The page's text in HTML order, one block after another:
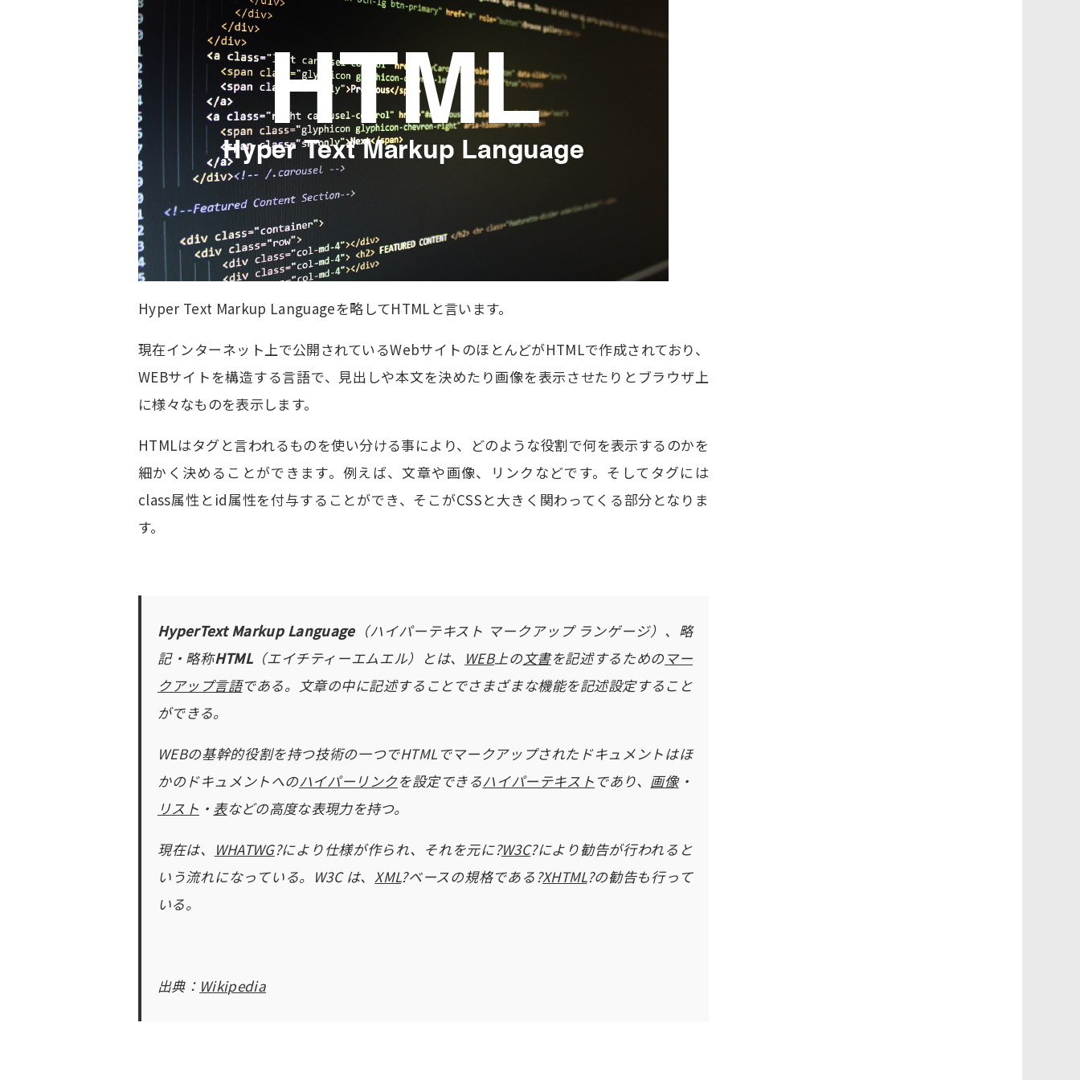
Hyper Text Markup Languageを略してHTMLと言います。
現在インターネット上で公開されているWebサイトのほとんどがHTMLで作成されており、
WEBサイトを構造する言語で、見出しや本文を決めたり画像を表示させたりとブラウザ上
に様々なものを表示します。
HTMLはタグと言われるものを使い分ける事により、どのような役割で何を表示するのかを
細かく決めることができます。例えば、文章や画像、リンクなどです。そしてタグには
class属性とid属性を付与することができ、そこがCSSと大きく関わってくる部分となりま
す。
HyperText Markup Language（ハイパーテキスト マークアップ ランゲージ）、略
記・略称HTML（エイチティーエムエル）とは、 WEB上の文書を記述するための マー
クアップ言語である。文章の中に記述することでさまざまな機能を記述設定すること
ができる。
WEBの基幹的役割を持つ技術の一つでHTMLでマークアップされたドキュメントはほ
かのドキュメントへのハイパーリンクを設定できるハイパーテキスト であり、 画像・
リスト ・ 表などの高度な表現力を持つ。
現在は、 WHATWG?により仕様が作られ、それを元に?W3C?により勧告が行われると
いう流れになっている。W3C は、XML?ベースの規格である?XHTML?の勧告も行って
いる。
出典： Wikipedia